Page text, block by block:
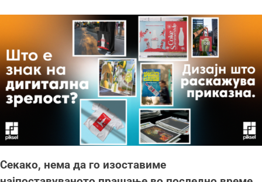
Секако, нема да го изоставиме